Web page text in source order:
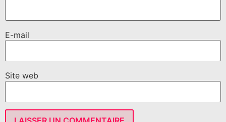
E-mail
Site web